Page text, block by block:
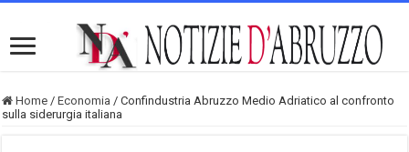
Home / Economia / Confindustria Abruzzo Medio Adriatico al confronto
sulla siderurgia italiana